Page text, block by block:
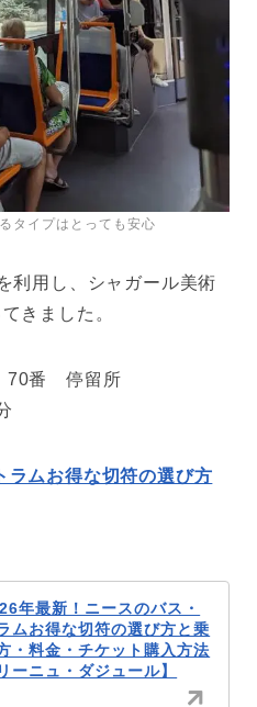
タイプはとっても安心
利用し、シャガール美術
きました。
70番 停留所
ラムお得な切符の選び方
年最新！ニースのバス・
ムお得な切符の選び方と乗
・料金・チケット購入方法
リーニュ・ダジュール】
ホーム
】パリ治安情報